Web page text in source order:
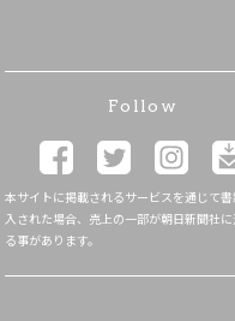
Follow
本サイトに掲載されるサービスを通じて
入された場合、売上の一部が朝日新聞社
る事があります。